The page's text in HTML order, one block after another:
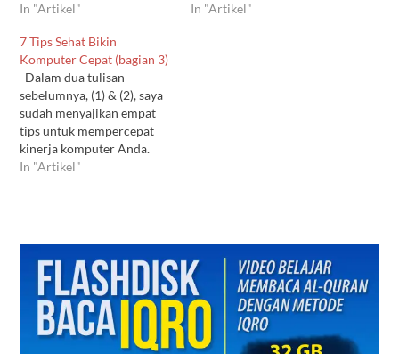
In "Artikel"
In "Artikel"
7 Tips Sehat Bikin
Komputer Cepat (bagian 3)
Dalam dua tulisan
sebelumnya, (1) & (2), saya
sudah menyajikan empat
tips untuk mempercepat
kinerja komputer Anda.
Sekarang waktunya untuk
yang biasa saya gunakan
untuk menghilangkan
"kotoran-kotoran" yang
bisa memperlambat
komputer. Software apakah
itu?…
In "Artikel"